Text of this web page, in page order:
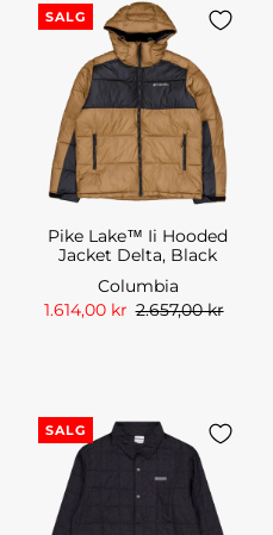
SALG
Pike Lake™ Ii Hooded
Jacket Delta, Black
Columbia
1.614,00 kr 2.657,00 kr
SALG